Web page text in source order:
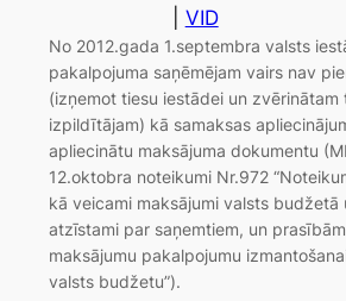
VID
No 2012.gada 1.septembra valsts
pakalpojuma saņēmējam vairs nav
(izņemot tiesu iestādei un zvērinātam
izpildītājam) kā samaksas
apliecinātu maksājuma dokumentu
12.oktobra noteikumi Nr.972
kā veicami maksājumi valsts budžetā
atzīstami par saņemtiem, un
maksājumu pakalpojumu
valsts budžetu”).